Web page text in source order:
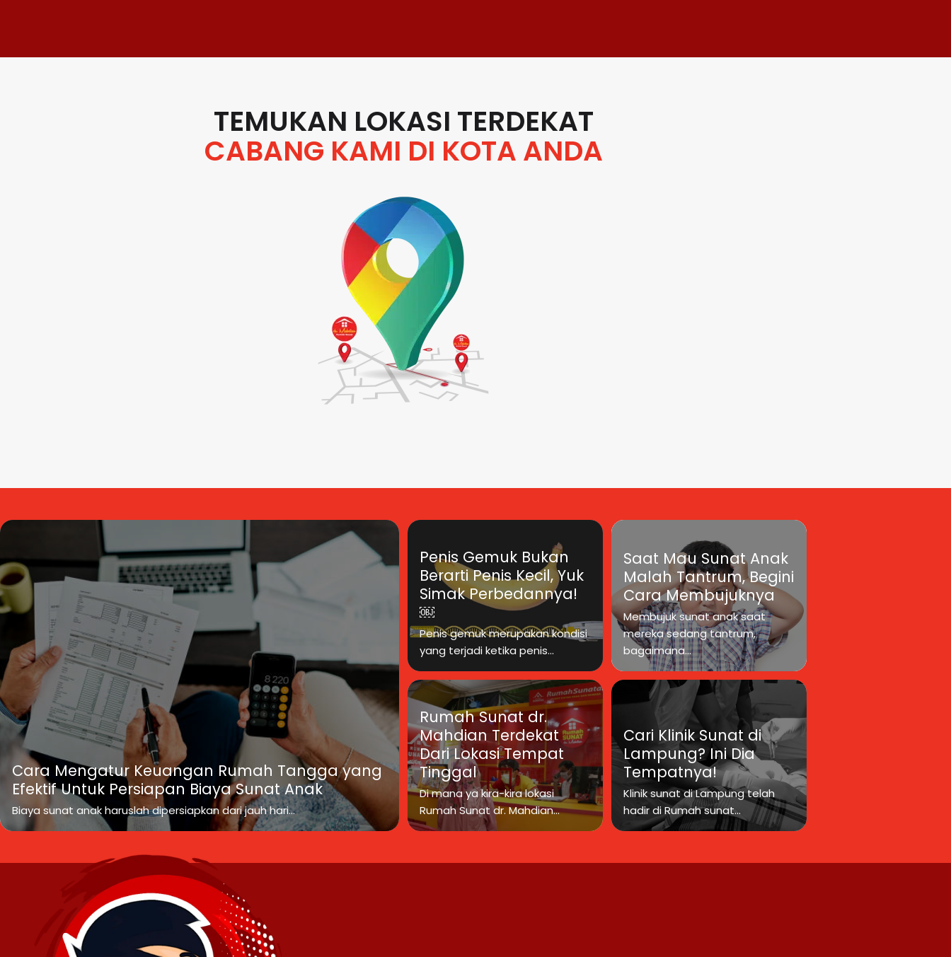
TEMUKAN LOKASI TERDEKAT
CABANG KAMI DI KOTA ANDA
Cara Mengatur Keuangan Rumah Tangga yang
Efektif Untuk Persiapan Biaya Sunat Anak
Biaya sunat anak haruslah dipersiapkan dari jauh hari...
Penis Gemuk Bukan
Berarti Penis Kecil, Yuk
Simak Perbedannya!
￼
Penis gemuk merupakan kondisi
yang terjadi ketika penis...
Saat Mau Sunat Anak
Malah Tantrum, Begini
Cara Membujuknya
Membujuk sunat anak saat
mereka sedang tantrum,
bagaimana...
Rumah Sunat dr.
Mahdian Terdekat
Dari Lokasi Tempat
Tinggal
Di mana ya kira-kira lokasi
Rumah Sunat dr. Mahdian...
Cari Klinik Sunat di
Lampung? Ini Dia
Tempatnya!
Klinik sunat di Lampung telah
hadir di Rumah sunat...